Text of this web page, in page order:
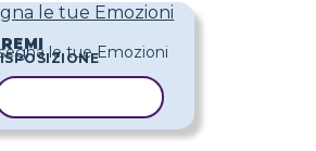
le tue Emozioni